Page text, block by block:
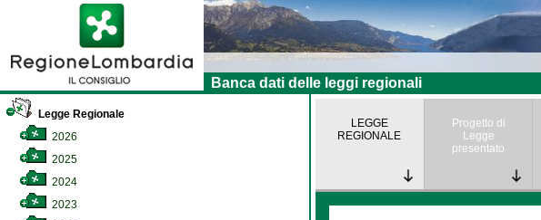
Banca dati delle leggi regionali
Legge Regionale
2026
2025
2024
2023
LEGGE
REGIONALE
Progetto di
Legge
presentato